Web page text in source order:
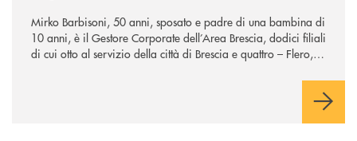
Mirko Barbisoni, 50 anni, sposato e padre di una bambina di
10 anni, è il Gestore Corporate dell’Area Brescia, dodici filiali
di cui otto al servizio della città di Brescia e quattro – Flero,